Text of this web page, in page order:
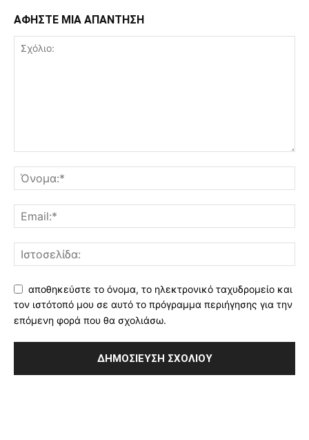
ΑΦΗΣΤΕ ΜΙΑ ΑΠΑΝΤΗΣΗ
αποθηκεύστε το όνομα, το ηλεκτρονικό ταχυδρομείο και
τον ιστότοπό μου σε αυτό το πρόγραμμα περιήγησης για την
επόμενη φορά που θα σχολιάσω.